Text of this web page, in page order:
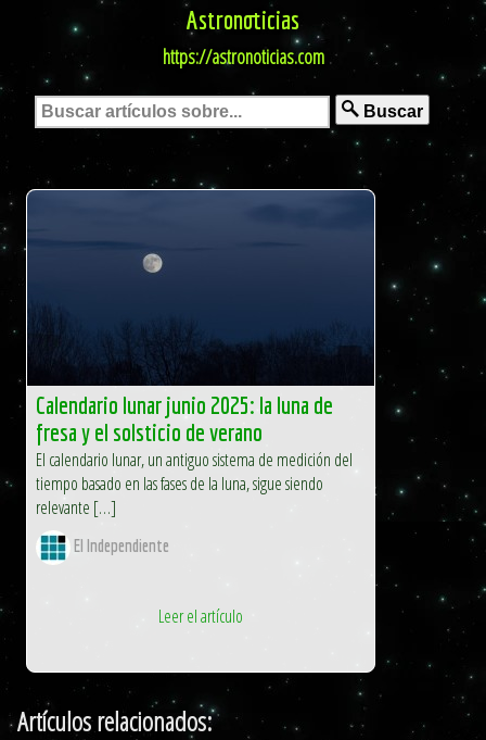
Astronoticias
https://astronoticias.com
Buscar
Calendario lunar junio 2025: la luna de
fresa y el solsticio de verano
El calendario lunar, un antiguo sistema de medición del
tiempo basado en las fases de la luna, sigue siendo
relevante […]
El Independiente
Leer el artículo
Artículos relacionados: